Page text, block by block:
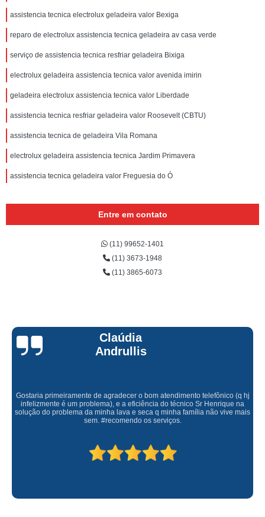
assistencia tecnica electrolux geladeira valor Bexiga
reparo de electrolux assistencia tecnica geladeira av casa verde
serviço de assistencia tecnica resfriar geladeira Bixiga
electrolux geladeira assistencia tecnica valor avenida imirin
geladeira electrolux assistencia tecnica valor Liberdade
assistencia tecnica resfriar geladeira valor Roosevelt (CBTU)
assistencia tecnica de geladeira Vila Romana
electrolux geladeira assistencia tecnica Jardim Primavera
assistencia tecnica geladeira valor Freguesia do Ó
Entre em contato
(11) 99652-1401
(11) 3673-1948
(11) 3865-6073
Claúdia
Andrullis
Gostaria primeiramente de agradecer o bom atendimento telefônico (q hj
infelizmente é um problema), e a eficiência do técnico Sr Henrique na
solução do problema da minha lava e seca q minha família não vive mais
sem. #recomendo os serviços.